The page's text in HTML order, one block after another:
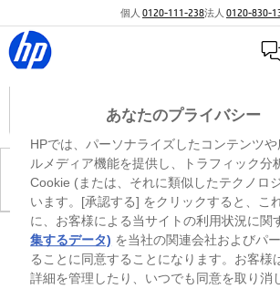
個人 0120-111-238法人 0120-830-
現在、このカテゴリには商品がありません。
※ Windowsのすべてのエディションまたはバージョンで、
るわけではありません。Windowsの機能を最大限に活用
ードウェア、ドライバー、ソフトウェアのアップグレー
入、あるいはBIOSのアップデートが必要になる場合があ
あなたのプライバシー
HPでは、パーソナライズしたコンテンツ
ルメディア機能を提供し、トラフィック分
Cookie (または、それに類似したテクノロ
います。[承認する] をクリックすると、こ
に、お客様による当サイトの利用状況に関
集するデータ) を当社の関連会社およびパ
ることに同意することになります。お客様
詳細を管理したり、いつでも同意を取り消